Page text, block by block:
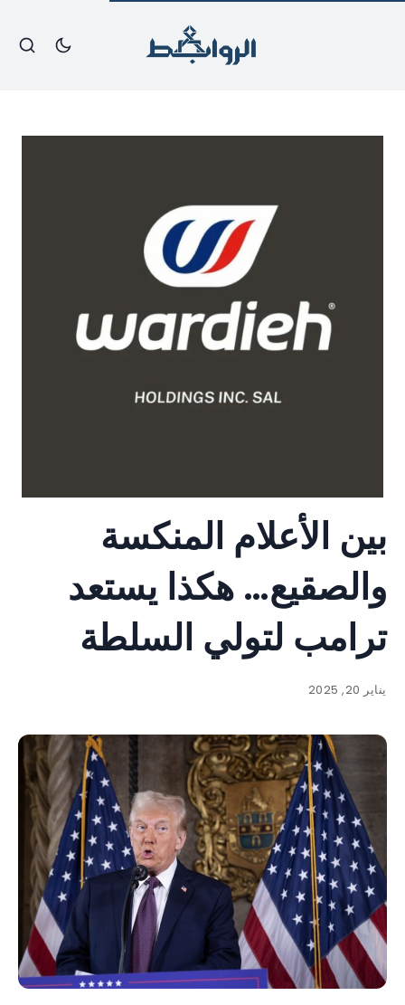
بين الأعلام المنكسة
والصقيع… هكذا يستعد
ترامب لتولي السلطة
يناير 20, 2025